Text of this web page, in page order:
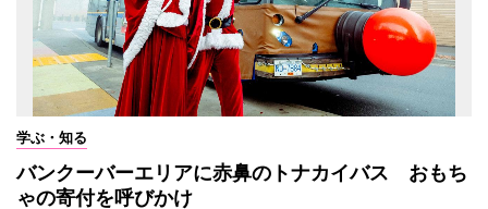
学ぶ・知る
バンクーバーエリアに赤鼻のトナカイバス おもち
ゃの寄付を呼びかけ